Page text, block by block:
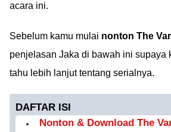
acara ini.
Sebelum kamu mulai nonton The
penjelasan Jaka di bawah ini supaya
tahu lebih lanjut tentang serialnya.
DAFTAR ISI
Nonton & Download The